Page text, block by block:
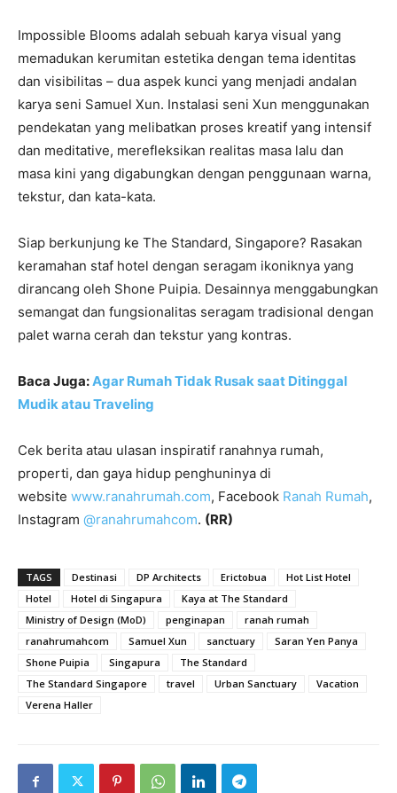
Impossible Blooms adalah sebuah karya visual yang
memadukan kerumitan estetika dengan tema identitas
dan visibilitas – dua aspek kunci yang menjadi andalan
karya seni Samuel Xun. Instalasi seni Xun menggunakan
pendekatan yang melibatkan proses kreatif yang intensif
dan meditative, merefleksikan realitas masa lalu dan
masa kini yang digabungkan dengan penggunaan warna,
tekstur, dan kata-kata.
Siap berkunjung ke The Standard, Singapore? Rasakan
keramahan staf hotel dengan seragam ikoniknya yang
dirancang oleh Shone Puipia. Desainnya menggabungkan
semangat dan fungsionalitas seragam tradisional dengan
palet warna cerah dan tekstur yang kontras.
Baca Juga:Agar Rumah Tidak Rusak saat Ditinggal
Mudik atau Traveling
Cek berita atau ulasan inspiratif ranahnya rumah,
properti, dan gaya hidup penghuninya di
website www.ranahrumah.com, Facebook Ranah Rumah,
Instagram @ranahrumahcom. (RR)
TAGS Destinasi DP Architects Erictobua
Hot List Hotel
Hotel
Hotel di Singapura
Kaya at The Standard
Ministry of Design (MoD)
penginapan
ranah rumah
ranahrumahcom
Samuel Xun sanctuary
Saran Yen Panya
Shone Puipia
Singapura
The Standard
The Standard Singapore
travel Urban Sanctuary
Vacation
Verena Haller